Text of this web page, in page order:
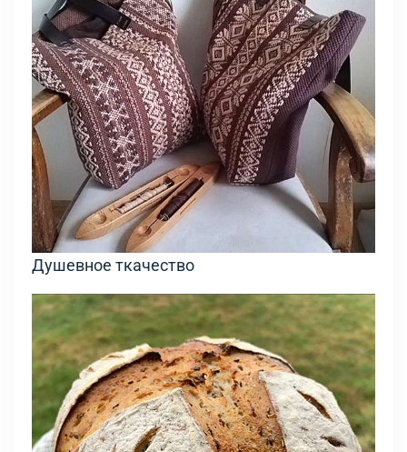
Душевное ткачество